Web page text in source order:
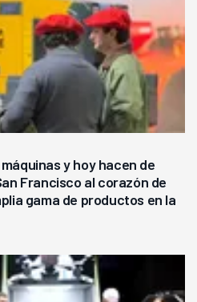
y hoy hacen de
Francisco al corazón de
gama de productos en la